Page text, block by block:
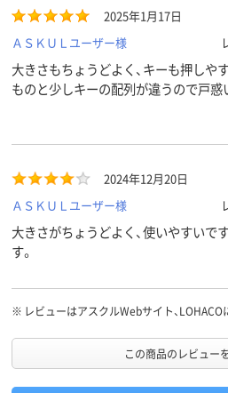
2025年1月17日
ＡＳＫＵＬユーザー様
大きさもちょうどよく、キーも押しや
ものと少しキーの配列が違うので戸惑
2024年12月20日
ＡＳＫＵＬユーザー様
大きさがちょうどよく、使いやすいで
す。
※ レビューはアスクルWebサイト、LOHACO
この商品のレビュー